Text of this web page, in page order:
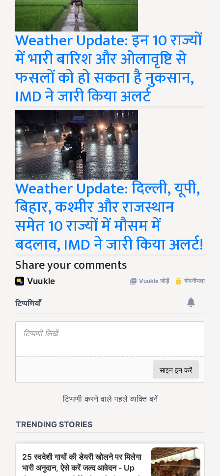
Weather Update: इन 10 राज्यों
में भारी बारिश और ओलावृष्टि से
फसलों को हो सकता है नुकसान,
IMD ने जारी किया अलर्ट
Weather Update: दिल्ली, यूपी,
बिहार, कश्मीर और राजस्थान
समेत 10 राज्यों में मौसम में
बदलाव, IMD ने जारी किया अलर्ट!
Share your comments